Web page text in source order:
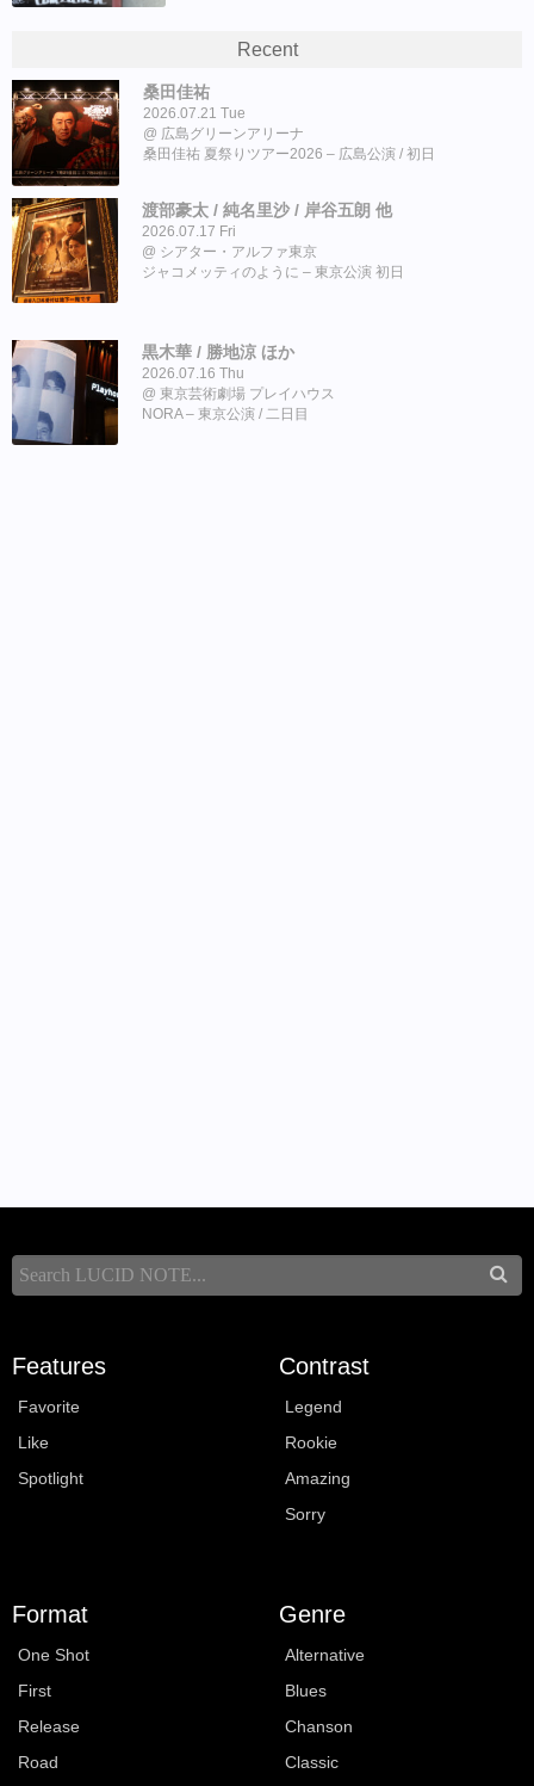
Recent
桑田佳祐
2026.07.21 Tue
広島グリーンアリーナ
桑田佳祐 夏祭りツアー2026 – 広島公演 / 初日
渡部豪太 / 純名里沙 / 岸谷五朗 他
2026.07.17 Fri
シアター・アルファ東京
ジャコメッティのように – 東京公演 初日
黒木華 / 勝地涼 ほか
2026.07.16 Thu
東京芸術劇場 プレイハウス
NORA – 東京公演 / 二日目
Features
Favorite
Like
Spotlight
Contrast
Legend
Rookie
Amazing
Sorry
Format
One Shot
First
Release
Road
Genre
Alternative
Blues
Chanson
Classic